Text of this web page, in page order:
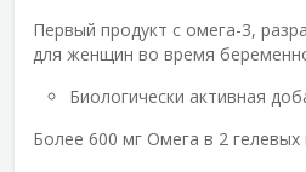
Первый продукт с омега-3,
для женщин во время
Биологически активная
Более 600 мг Омега в 2 гелевых